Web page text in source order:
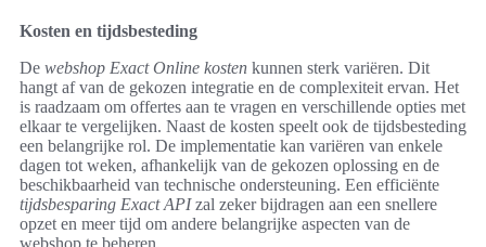
Kosten en tijdsbesteding
De webshop Exact Online kosten kunnen sterk variëren. Dit
hangt af van de gekozen integratie en de complexiteit ervan. Het
is raadzaam om offertes aan te vragen en verschillende opties met
elkaar te vergelijken. Naast de kosten speelt ook de tijdsbesteding
een belangrijke rol. De implementatie kan variëren van enkele
dagen tot weken, afhankelijk van de gekozen oplossing en de
beschikbaarheid van technische ondersteuning. Een efficiënte
tijdsbesparing Exact APIzal zeker bijdragen aan een snellere
opzet en meer tijd om andere belangrijke aspecten van de
webshop te beheren.